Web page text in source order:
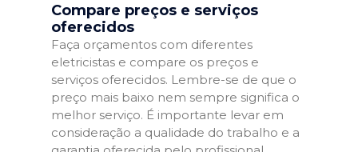
Compare preços e serviços
oferecidos
Faça orçamentos com diferentes
eletricistas e compare os preços e
serviços oferecidos. Lembre-se de que o
preço mais baixo nem sempre significa o
melhor serviço. É importante levar em
consideração a qualidade do trabalho e a